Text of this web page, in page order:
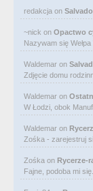
redakcja on
~nick on Opactwo
Nazywam się
Waldemar on
Zdjęcie domu
Waldemar on
W Łodzi, obok
Waldemar on
Zośka - zarejestruj
Zośka on Rycerze-
Fajne, podoba mi